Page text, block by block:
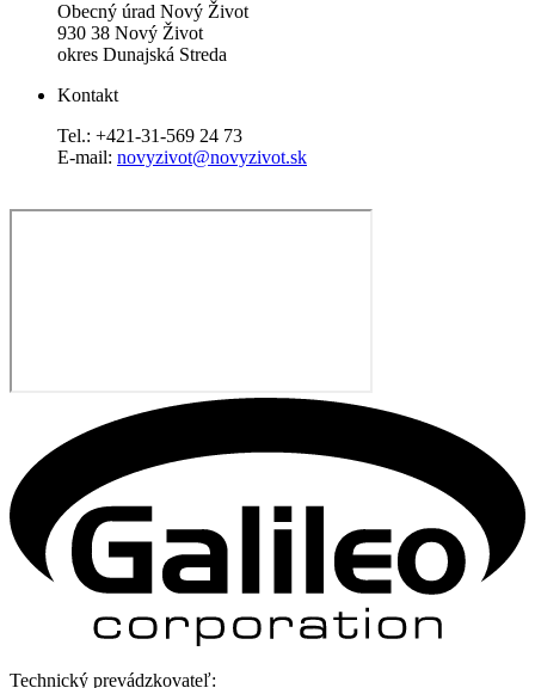
Obecný úrad Nový Život
930 38 Nový Život
okres Dunajská Streda
Kontakt
Tel.: +421-31-569 24 73
E-mail: novyzivot@novyzivot.sk
Technický prevádzkovateľ: